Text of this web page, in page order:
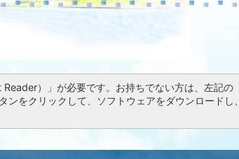
）」が必要です。お持ちでない方は、左記の
をクリックして、ソフトウェアをダウンロードし、